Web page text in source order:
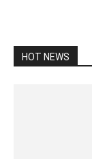
HOT NEWS